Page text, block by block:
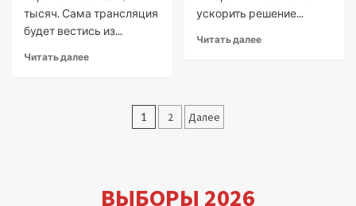
тысяч. Сама трансляция
будет вестись из...
Читать далее
ускорить решение...
Читать далее
Пагинация
1 2 Далее
ВЫБОРЫ 2026